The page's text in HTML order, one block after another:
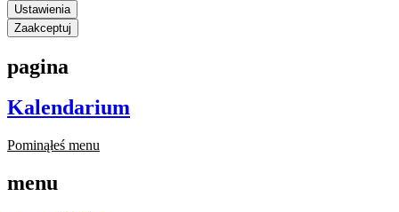
Ustawienia
Zaakceptuj
pagina
Kalendarium
Pominąłeś menu
menu